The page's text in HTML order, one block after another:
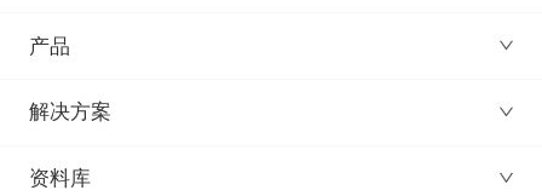
产品
解决方案
资料库